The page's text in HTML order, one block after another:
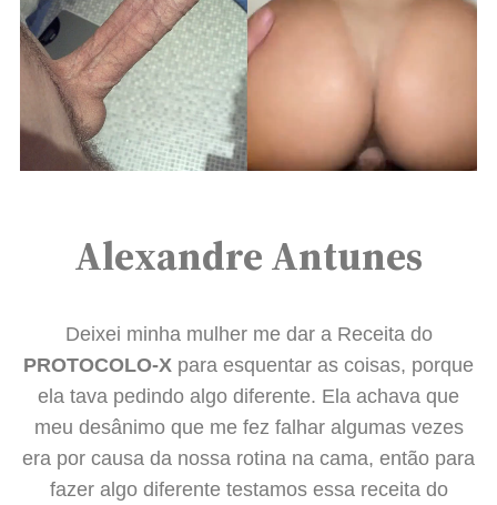
Alexandre Antunes
Deixei minha mulher me dar a Receita do
PROTOCOLO-X para esquentar as coisas, porque
ela tava pedindo algo diferente. Ela achava que
meu desânimo que me fez falhar algumas vezes
era por causa da nossa rotina na cama, então para
fazer algo diferente testamos essa receita do